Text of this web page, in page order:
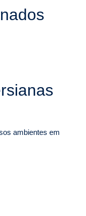
ambientes em